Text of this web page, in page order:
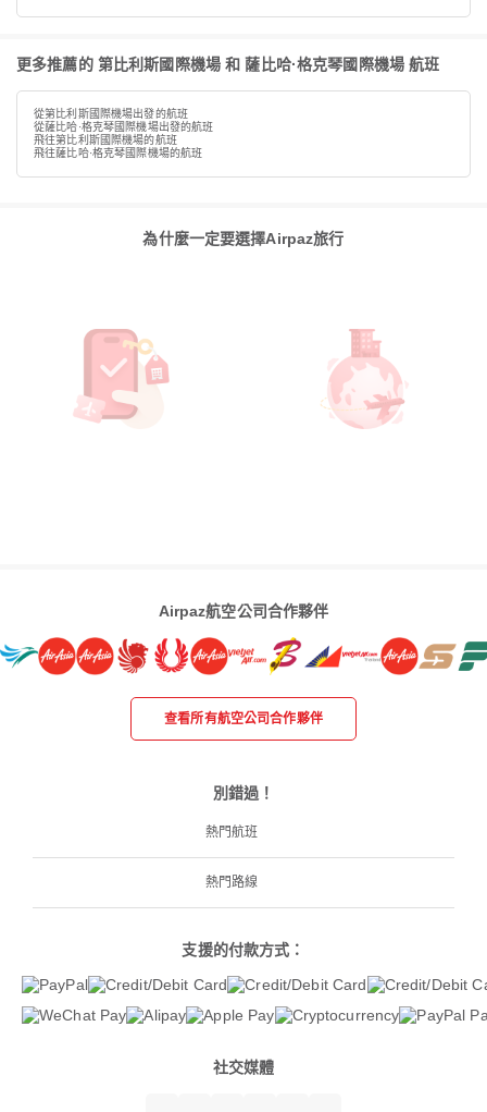
更多推薦的 第比利斯國際機場 和 薩比哈·格克琴國際機場 航班
從第比利斯國際機場出發的航班
從薩比哈·格克琴國際機場出發的航班
飛往第比利斯國際機場的航班
飛往薩比哈·格克琴國際機場的航班
為什麼一定要選擇Airpaz旅行
Airpaz航空公司合作夥伴
查看所有航空公司合作夥伴
別錯過！
熱門航班
熱門路線
支援的付款方式：
社交媒體